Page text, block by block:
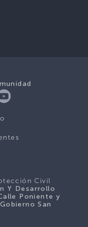
Civil
Y Desarrollo
Poniente y
San